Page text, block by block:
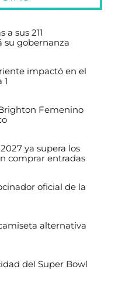
a sus 211
su gobernanza
impactó en el
1
Femenino
ya supera los
comprar entradas
oficial de la
alternativa
del Super Bowl